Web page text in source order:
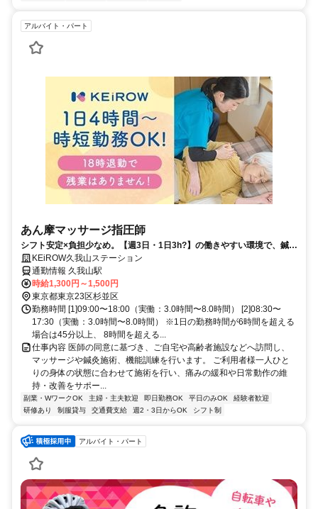
アルバイト・パート
あん摩マッサージ指圧師
シフト安定×負担少なめ。【週3日・1日3h?】の働きやすい環境で、鍼灸
の仕事をムリなく長く続けられます。
KEiROW久我山ステーション
通勤情報 久我山駅
時給1,300円～1,500円
東京都東京23区杉並区
勤務時間 [1]09:00〜18:00（実働：3.0時間〜8.0時間） [2]08:30〜
17:30（実働：3.0時間〜8.0時間） ※1日の勤務時間が6時間を超える
場合は45分以上、 8時間を超える...
仕事内容 医師の同意に基づき、ご自宅や高齢者施設などへ訪問し、
マッサージや鍼灸施術、機能訓練を行います。 ご利用者様一人ひと
りの身体の状態に合わせて施術を行い、痛みの緩和や日常動作の維
持・改善をサポー...
副業・WワークOK 主婦・主夫歓迎 即日勤務OK 平日のみOK
経験者歓迎
研修あり
制服貸与 交通費支給 週2・3日からOK シフト制
アルバイト・パート